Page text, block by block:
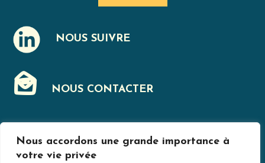
Nous accordons une grande importance à
votre vie privée
NOUS SUIVRE
J NOUS CONTACTER
FMENTIONS LÉGALES